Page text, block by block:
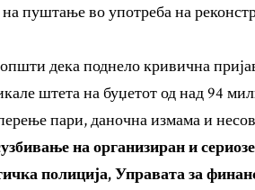
на пуштање во употреба на
дека поднело кривична
штета на буџетот од над 94
пари, даночна измама и
на организиран и
полиција, Управата за